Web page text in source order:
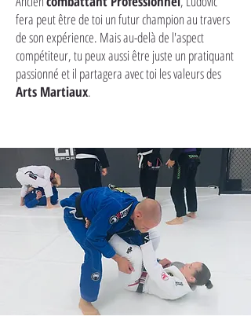
fera peut être de toi un futur champion au travers
de son expérience. Mais au-delà de l'aspect
compétiteur, tu peux aussi être juste un pratiquant
passionné et il partagera avec toi les valeurs des
Arts Martiaux.